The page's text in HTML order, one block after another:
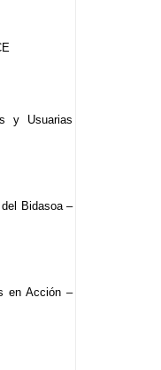
y Usuarias
Bidasoa –
en Acción –